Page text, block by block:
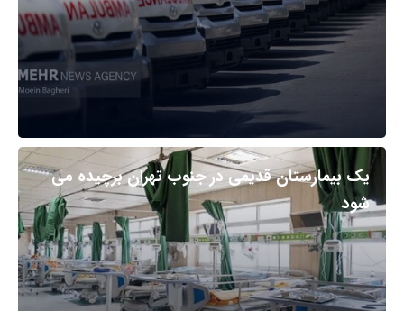
یک بیمارستان قدیمی در جنوب تهران برچیده می
شود